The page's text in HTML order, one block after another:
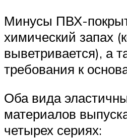
Минусы ПВХ-
химический запах
выветривается), а
требования к
Оба вида
материалов
четырех сериях: